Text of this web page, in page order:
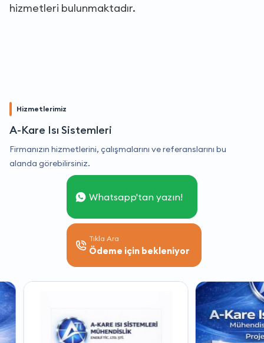
hizmetleri bulunmaktadır.
Hizmetlerimiz
A-Kare Isı Sistemleri
Firmanızın hizmetlerini, çalışmalarını ve referanslarını bu
alanda görebilirsiniz.
Whatsapp'tan yazın!
Tıkla Ara
Ödeme için bekleniyor